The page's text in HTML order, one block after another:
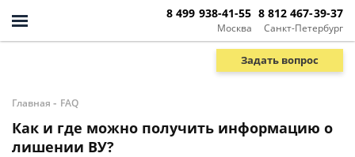
Москва
8 499 938-41-55
Санкт-Петербург
8 812 467-39-37
Задать вопрос
Главная - FAQ
Как и где можно получить информацию о
лишении ВУ?